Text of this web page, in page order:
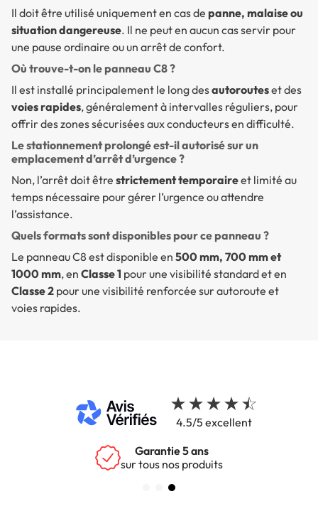
Il doit être utilisé uniquement en cas de panne, malaise ou
situation dangereuse. Il ne peut en aucun cas servir pour
une pause ordinaire ou un arrêt de confort.
Où trouve-t-on le panneau C8 ?
Il est installé principalement le long desautorouteset des
voies rapides, généralement à intervalles réguliers, pour
offrir des zones sécurisées aux conducteurs en difficulté.
Le stationnement prolongé est-il autorisé sur un
emplacement d’arrêt d’urgence ?
Non, l’arrêt doit être strictement temporaireet limité au
temps nécessaire pour gérer l’urgence ou attendre
l’assistance.
Quels formats sont disponibles pour ce panneau ?
Le panneau C8 est disponible en 500 mm, 700 mm et
1000 mm, en Classe 1 pour une visibilité standard et en
Classe 2 pour une visibilité renforcée sur autoroute et
voies rapides.
4.5/5 excellent
Garantie 5 ans
sur tous nos produits